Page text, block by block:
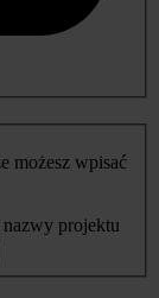
możesz wpisać
projektu